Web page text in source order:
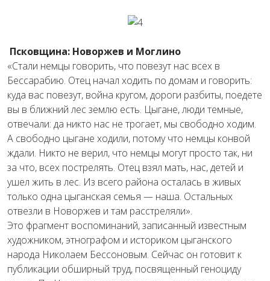
Псковщина: Новоржев и Моглино
«Стали немцы говорить, что повезут нас всех в
Бессарабию. Отец начал ходить по домам и говорить:
куда вас повезут, война кругом, дороги разбиты, поедете
вы в ближний лес землю есть. Цыгане, люди темные,
отвечали: да никто нас не трогает, мы свободно ходим.
А свободно цыгане ходили, потому что немцы конвой
ждали. Никто не верил, что немцы могут просто так, ни
за что, всех пострелять. Отец взял мать, нас, детей и
ушел жить в лес. Из всего района осталась в живых
только одна цыганская семья — наша. Остальных
отвезли в Новоржев и там расстреляли».
Это фрагмент воспоминаний, записанный известным
художником, этнографом и историком цыганского
народа Николаем Бессоновым. Сейчас он готовит к
публикации обширный труд, посвященный геноциду